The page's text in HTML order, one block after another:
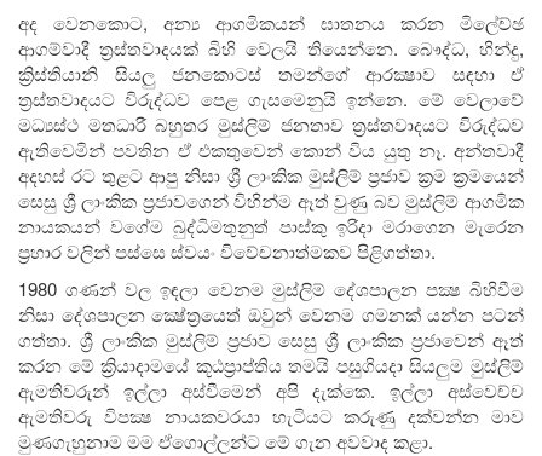
අද වෙනකොට, අන්‍ය ආගමිකයන් ඝාතනය කරන මිලේච්ඡ
ආගම්වාදී ත්‍රස්තවාදයක් බිහි වෙලයි තියෙන්නෙ. බෞද්ධ, හින්දු,
ක්‍රිස්තියානි සියලු ජනකොටස් තමන්ගේ ආරක්‍ෂාව සඳහා ඒ
ත්‍රස්තවාදයට විරුද්ධව පෙළ ගැසමෙනුයි ඉන්නෙ. මේ වෙලාවේ
මධ්‍යස්ථ මතධාරී බහුතර මුස්ලිම් ජනතාව ත්‍රස්තවාදයට විරුද්ධව
ඇතිවෙමින් පවතින ඒ එකතුවෙන් කොන් විය යුතු නෑ. අන්තවාදී
අදහස් රට තුළට ආපු නිසා ශ්‍රී ලාංකික මුස්ලිම් ප්‍රජාව ක්‍රම ක්‍රමයෙන්
සෙසු ශ්‍රී ලාංකික ප්‍රජාවගෙන් විහින්ම ඈත් වුණු බව මුස්ලිම් ආගමික
නායකයන් වගේම බුද්ධිමතුනුත් පාස්කු ඉරිදා මරාගෙන මැරෙන
ප්‍රහාර වලින් පස්සෙ ස්වයං විවේචනාත්මකව පිළිගත්තා.
1980 ගණන් වල ඉඳලා වෙනම මුස්ලිම් දේශපාලන පක්‍ෂ බිහිවීම
නිසා දේශපාලන ක්‍ෂේත්‍රයෙත් ඔවුන් වෙනම ගමනක් යන්න පටන්
ගත්තා. ශ්‍රී ලාංකික මුස්ලිම් ප්‍රජාව සෙසු ශ්‍රී ලාංකික ප්‍රජාවෙන් ඈත්
කරන මේ ක්‍රියාදාමයේ කූඨප්‍රාප්තිය තමයි පසුගියදා සියලුම මුස්ලිම්
ඇමතිවරුන් ඉල්ලා අස්වීමෙන් අපි දැක්කෙ. ඉල්ලා අස්වෙච්ච
ඇමතිවරු විපක්‍ෂ නායකවරයා හැටියට කරුණු දක්වන්න මාව
මුණගැහුනාම මම ඒගොල්ලන්ට මේ ගැන අවවාද කළා.